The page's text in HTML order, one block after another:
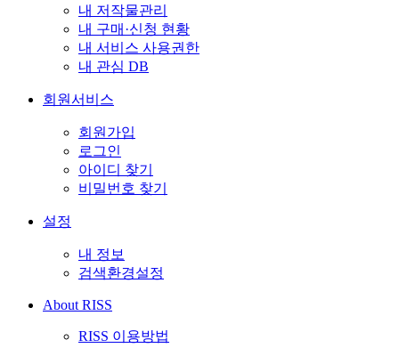
내 저작물관리
내 구매·신청 현황
내 서비스 사용권한
내 관심 DB
회원서비스
회원가입
로그인
아이디 찾기
비밀번호 찾기
설정
내 정보
검색환경설정
About RISS
RISS 이용방법